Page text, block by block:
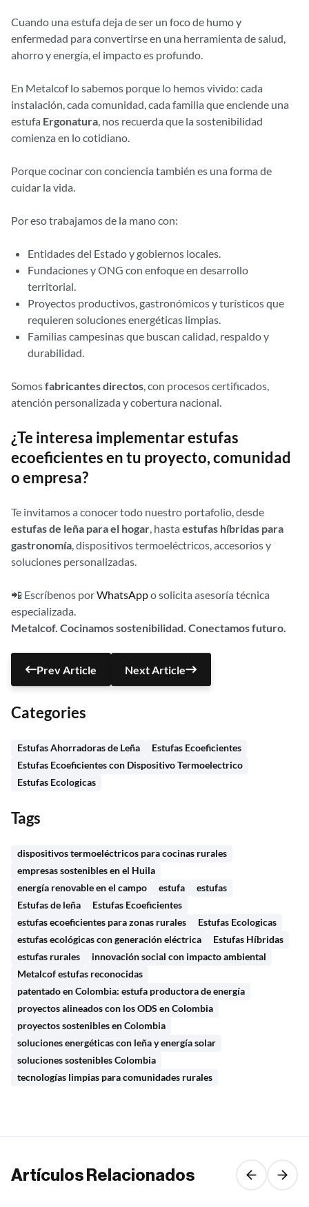
Cuando una estufa deja de ser un foco de humo y
enfermedad para convertirse en una herramienta de salud,
ahorro y energía, el impacto es profundo.
En Metalcof lo sabemos porque lo hemos vivido: cada
instalación, cada comunidad, cada familia que enciende una
estufa Ergonatura, nos recuerda que la sostenibilidad
comienza en lo cotidiano.
Porque cocinar con conciencia también es una forma de
cuidar la vida.
Por eso trabajamos de la mano con:
Entidades del Estado y gobiernos locales.
Fundaciones y ONG con enfoque en desarrollo
territorial.
Proyectos productivos, gastronómicos y turísticos que
requieren soluciones energéticas limpias.
Familias campesinas que buscan calidad, respaldo y
durabilidad.
Somosfabricantes directos, con procesos certificados,
atención personalizada y cobertura nacional.
¿Te interesa implementar estufas
ecoeficientes en tu proyecto, comunidad
o empresa?
Te invitamos a conocer todo nuestro portafolio, desde
estufas de leña para el hogar, hasta estufas híbridas para
gastronomía, dispositivos termoeléctricos, accesorios y
soluciones personalizadas.
📲 Escríbenos porWhatsAppo solicita asesoría técnica
especializada.
Metalcof. Cocinamos sostenibilidad. Conectamosfuturo.
Prev Article Next Article
Categories
Estufas Ahorradoras de Leña
Estufas Ecoeficientes
Estufas Ecoeficientes con Dispositivo Termoelectrico
Estufas Ecologicas
Tags
dispositivos termoeléctricos para cocinas rurales
empresas sostenibles en el Huila
energía renovable en el campo
estufa
estufas
Estufas de leña
Estufas Ecoeficientes
estufas ecoeficientes para zonas rurales
Estufas Ecologicas
estufas ecológicas con generación eléctrica
Estufas Híbridas
estufas rurales
innovación social con impacto ambiental
Metalcof estufas reconocidas
patentado en Colombia: estufa productora de energía
proyectos alineados con los ODS en Colombia
proyectos sostenibles en Colombia
soluciones energéticas con leña y energía solar
soluciones sostenibles Colombia
tecnologías limpias para comunidades rurales
Artículos Relacionados